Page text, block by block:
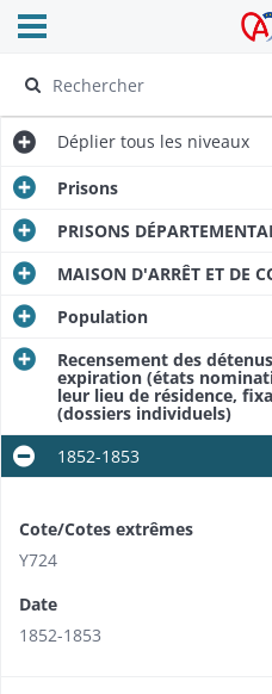
Archives
Ouvrir le menu déroulant
Déplier tous les niveaux
Prisons
PRISONS
MAISON D'ARRÊT ET DE
Population
Recensement des
expiration (états
leur lieu de résidence,
(dossiers individuels)
1852-1853
Cote/Cotes extrêmes
Y724
Date
1852-1853